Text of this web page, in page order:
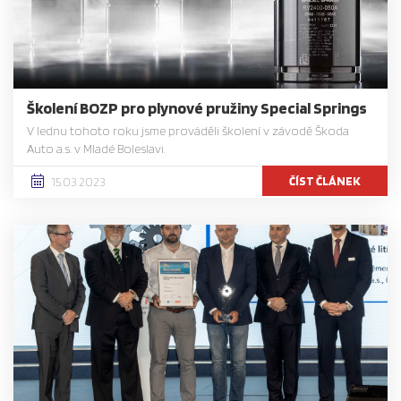
Školení BOZP pro plynové pružiny Special Springs
V lednu tohoto roku jsme prováděli školení v závodě Škoda
Auto a.s. v Mladé Boleslavi.
15.03.2023 ČÍST ČLÁNEK